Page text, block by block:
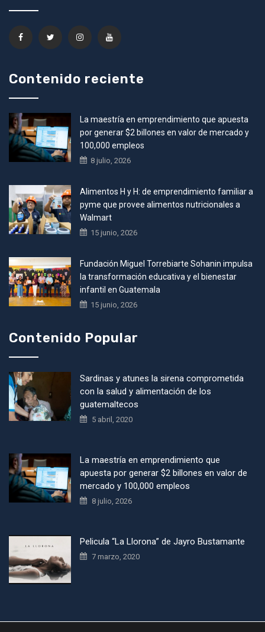
Contenido reciente
La maestría en emprendimiento que apuesta
por generar $2 billones en valor de mercado y
100,000 empleos
8 julio, 2026
Alimentos H y H: de emprendimiento familiar a
pyme que provee alimentos nutricionales a
Walmart
15 junio, 2026
Fundación Miguel Torrebiarte Sohanin impulsa
la transformación educativa y el bienestar
infantil en Guatemala
15 junio, 2026
Contenido Popular
Sardinas y atunes la sirena comprometida
con la salud y alimentación de los
guatemaltecos
5 abril, 2020
La maestría en emprendimiento que
apuesta por generar $2 billones en valor de
mercado y 100,000 empleos
8 julio, 2026
Pelicula “La Llorona” de Jayro Bustamante
7 marzo, 2020